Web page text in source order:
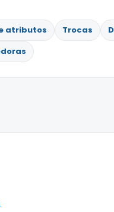
atributos Trocas